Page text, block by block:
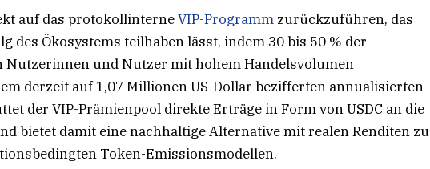
auf das protokollinterneVIP-Programm zurückzuführen, das
des Ökosystems teilhaben lässt, indem 30 bis 50 % der
Nutzerinnen und Nutzer mit hohem Handelsvolumen
derzeit auf 1,07 Millionen US-Dollar bezifferten annualisierten
der VIP-Prämienpool direkte Erträge in Form von USDC an die
bietet damit eine nachhaltige Alternative mit realen Renditen zu
Token-Emissionsmodellen.